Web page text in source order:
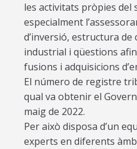
les activitats pròpies del
especialment
d’inversió, estructura
industrial i qüestions
fusions i adquisicions
El número de registre
qual va obtenir el
maig de 2022.
Per això disposa d’un
experts en diferents